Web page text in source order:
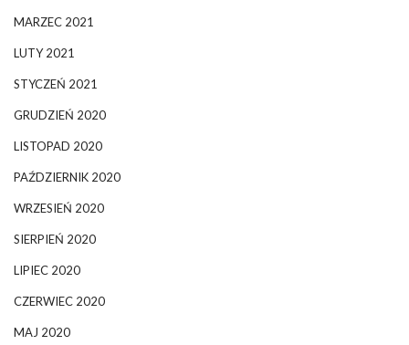
MARZEC 2021
LUTY 2021
STYCZEŃ 2021
GRUDZIEŃ 2020
LISTOPAD 2020
PAŹDZIERNIK 2020
WRZESIEŃ 2020
SIERPIEŃ 2020
LIPIEC 2020
CZERWIEC 2020
MAJ 2020